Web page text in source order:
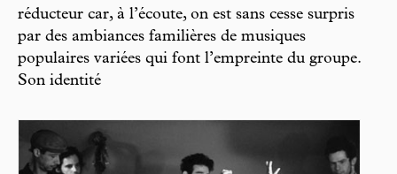
réducteur car, à l’écoute, on est sans cesse surpris
par des ambiances familières de musiques
populaires variées qui font l’empreinte du groupe.
Son identité